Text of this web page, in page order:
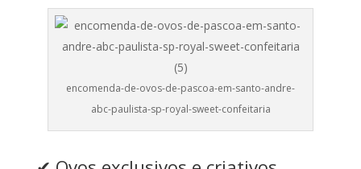
encomenda-de-ovos-de-pascoa-em-santo-andre-
abc-paulista-sp-royal-sweet-confeitaria